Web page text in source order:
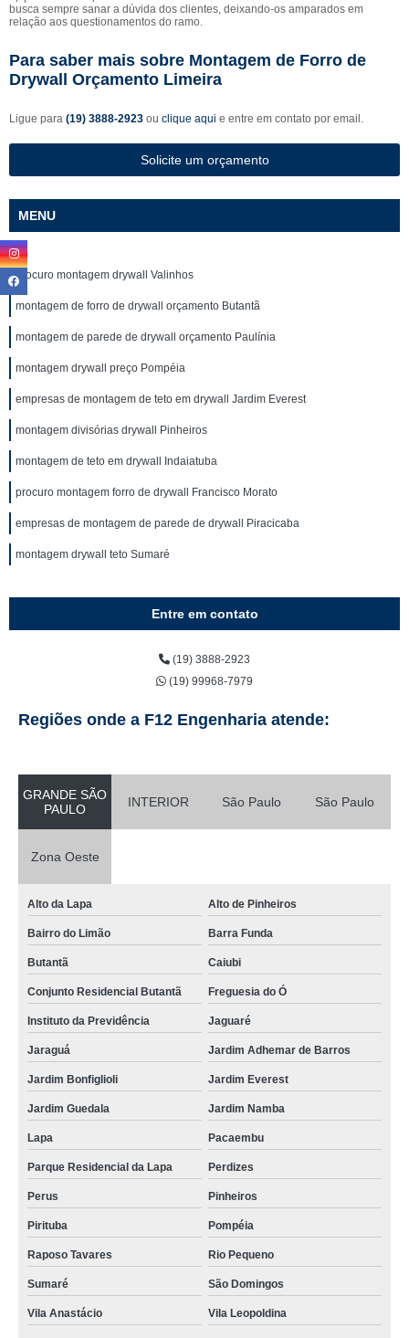
busca sempre sanar a dúvida dos clientes, deixando-os amparados em
relação aos questionamentos do ramo.
Para saber mais sobre Montagem de Forro de
Drywall Orçamento Limeira
Ligue para (19) 3888-2923 ou clique aqui e entre em contato por email.
Solicite um orçamento
MENU
procuro montagem drywall Valinhos
montagem de forro de drywall orçamento Butantã
montagem de parede de drywall orçamento Paulínia
montagem drywall preço Pompéia
empresas de montagem de teto em drywall Jardim Everest
montagem divisórias drywall Pinheiros
montagem de teto em drywall Indaiatuba
procuro montagem forro de drywall Francisco Morato
empresas de montagem de parede de drywall Piracicaba
montagem drywall teto Sumaré
Entre em contato
(19) 3888-2923
(19) 99968-7979
Regiões onde a F12 Engenharia atende:
GRANDE SÃO
PAULO
INTERIOR São Paulo São Paulo
Zona Oeste
Alto da Lapa Alto de Pinheiros
Bairro do Limão Barra Funda
Butantã Caiubi
Conjunto Residencial Butantã Freguesia do Ó
Instituto da Previdência Jaguaré
Jaraguá Jardim Adhemar de Barros
Jardim Bonfiglioli Jardim Everest
Jardim Guedala Jardim Namba
Lapa Pacaembu
Parque Residencial da Lapa Perdizes
Perus Pinheiros
Pirituba Pompéia
Raposo Tavares Rio Pequeno
Sumaré São Domingos
Vila Anastácio Vila Leopoldina